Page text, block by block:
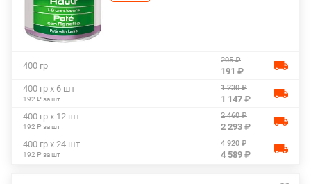
400 гр
205 ₽
191 ₽
400 гр х 6 шт
192 ₽ за шт
1 230 ₽
1 147 ₽
400 гр х 12 шт
192 ₽ за шт
2 460 ₽
2 293 ₽
400 гр х 24 шт
192 ₽ за шт
4 920 ₽
4 589 ₽